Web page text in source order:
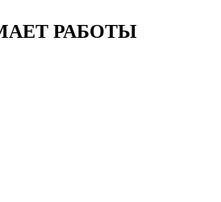
РАБОТЫ